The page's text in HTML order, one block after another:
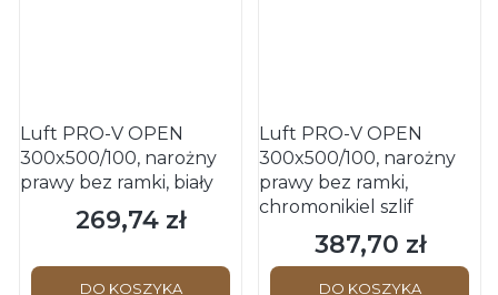
Luft PRO-V OPEN
300x500/100, narożny
prawy bez ramki, biały
Cena
269,74 zł
DO KOSZYKA
Luft PRO-V OPEN
300x500/100, narożny
prawy bez ramki,
chromonikiel szlif
Cena
387,70 zł
DO KOSZYKA